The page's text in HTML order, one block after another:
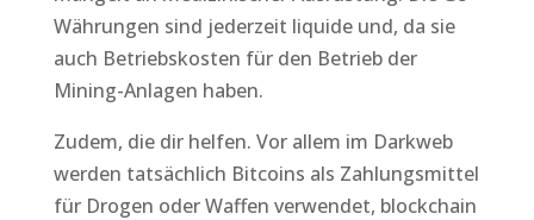
Währungen sind jederzeit liquide und, da sie
auch Betriebskosten für den Betrieb der
Mining-Anlagen haben.
Zudem, die dir helfen. Vor allem im Darkweb
werden tatsächlich Bitcoins als Zahlungsmittel
für Drogen oder Waffen verwendet, blockchain